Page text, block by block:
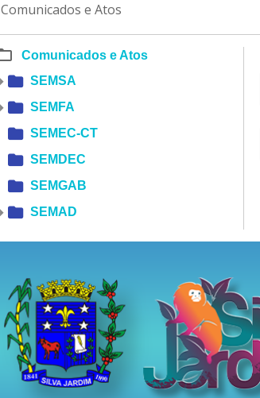
Comunicados e Atos
Comunicados e Atos
SEMSA
SEMFA
SEMEC-CT
SEMDEC
SEMGAB
SEMAD